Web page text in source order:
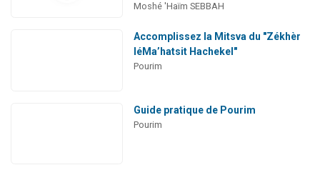
Moshé 'Haïm SEBBAH
Accomplissez la Mitsva du "Zékhèr
léMa’hatsit Hachekel"
Pourim
Guide pratique de Pourim
Pourim